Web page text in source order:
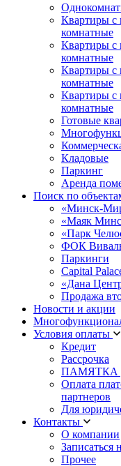
Квартиры с
комнатные
Квартиры с
комнатные
Квартиры с
комнатные
Квартиры с
комнатные
Готовые
Кладовые
Паркинг
Аренда
Поиск по
«Минск-
«Маяк
«Парк
ФОК
Паркинги
Capital
«Дана
Продажа
Новости и акции
Условия оплаты
Кредит
Рассрочка
ПАМЯТКА
Оплата
партнеров
Для
Контакты
О компании
Записаться
Прочее